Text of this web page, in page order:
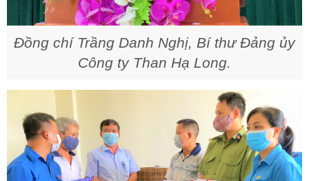
Đồng chí Trầng Danh Nghị, Bí thư Đảng ủy
Công ty Than Hạ Long.